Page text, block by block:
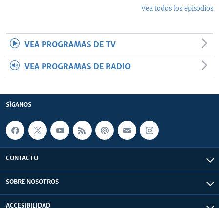
Vea todos los episodios
VEA PROGRAMAS DE TV
VEA PROGRAMAS DE RADIO
SÍGANOS
CONTACTO
SOBRE NOSOTROS
ACCESIBILIDAD